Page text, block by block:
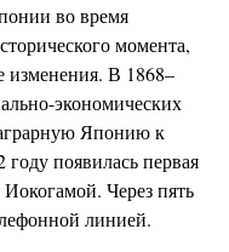
во время
момента,
изменения. В 1868–
экономических
Японию к
появилась первая
Через пять
линией.